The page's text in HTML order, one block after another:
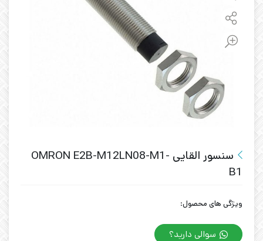
سنسور القایی OMRON E2B-M12LN08-M1-
B1
ویژگی های محصول:
سوالی دارید؟